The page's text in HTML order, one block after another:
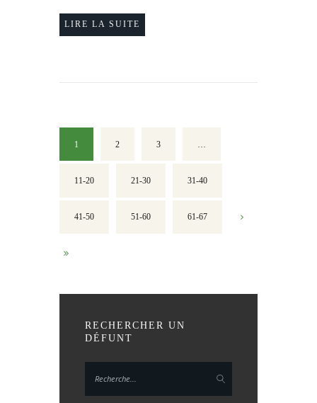
LIRE LA SUITE
1 2 3
11-20 21-30 31-40
41-50 51-60 61-67
RECHERCHER UN
DÉFUNT